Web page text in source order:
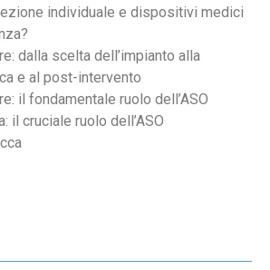
individuale e dispositivi medici
dalla scelta dell’impianto alla
e al post-intervento
il fondamentale ruolo dell’ASO
il cruciale ruolo dell’ASO